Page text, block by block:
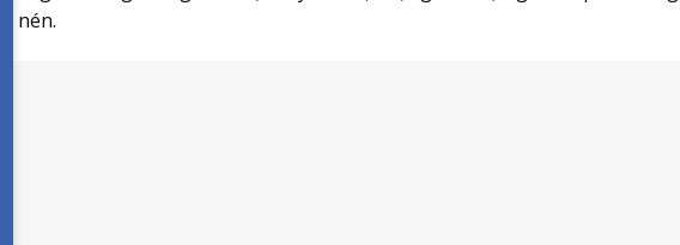
nén.